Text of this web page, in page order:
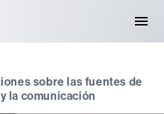
sobre las fuentes de
la comunicación